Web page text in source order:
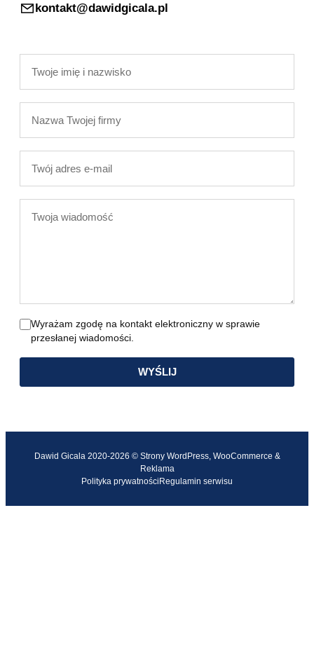
kontakt@dawidgicala.pl
nazwisko
mail
wiadomość
Wyrażam zgodę na kontakt elektroniczny w sprawie
przesłanej wiadomości.
WYŚLIJ
Dawid Gicala 2020-2026 © Strony WordPress, WooCommerce &
Reklama
Polityka prywatnościRegulamin serwisu